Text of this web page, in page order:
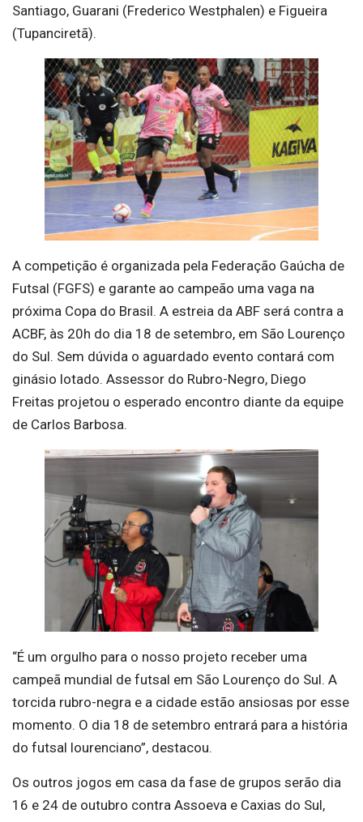
Santiago, Guarani (Frederico Westphalen) e Figueira
(Tupanciretã).
A competição é organizada pela Federação Gaúcha de
Futsal (FGFS) e garante ao campeão uma vaga na
próxima Copa do Brasil. A estreia da ABF será contra a
ACBF, às 20h do dia 18 de setembro, em São Lourenço
do Sul. Sem dúvida o aguardado evento contará com
ginásio lotado. Assessor do Rubro-Negro, Diego
Freitas projetou o esperado encontro diante da equipe
de Carlos Barbosa.
“É um orgulho para o nosso projeto receber uma
campeã mundial de futsal em São Lourenço do Sul. A
torcida rubro-negra e a cidade estão ansiosas por esse
momento. O dia 18 de setembro entrará para a história
do futsal lourenciano”, destacou.
Os outros jogos em casa da fase de grupos serão dia
16 e 24 de outubro contra Assoeva e Caxias do Sul,